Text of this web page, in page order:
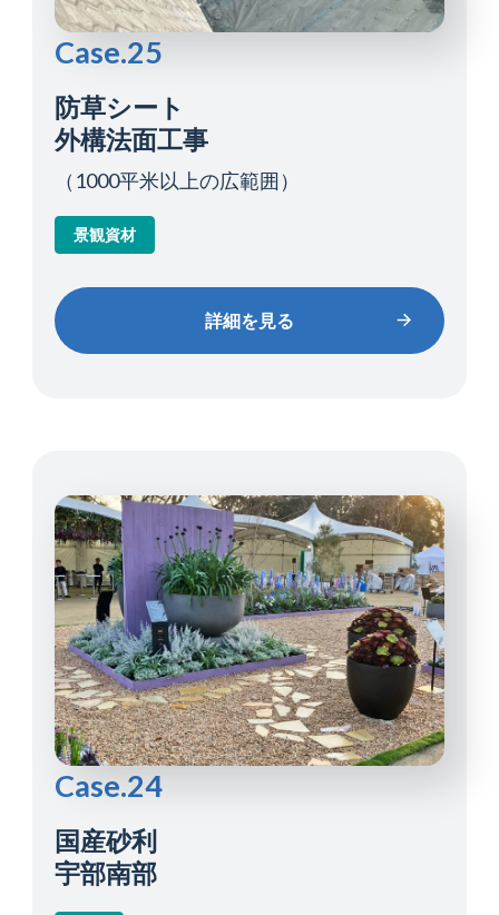
Case.25
防草シート
外構法面工事
（1000平米以上の広範囲）
景観資材
詳細を見る
詳細を見る
Case.24
国産砂利
宇部南部